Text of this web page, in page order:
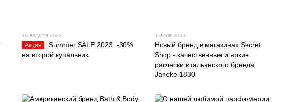
15 августа 2023
Акция
Summer SALE 2023: -30%
на второй купальник
1 июля 2023
Новый бренд в магазинах Secret
Shop - качественные и яркие
расчески итальянского бренда
Janeke 1830